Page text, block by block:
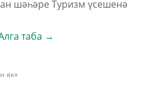
шәһәре Туризм үсешенә
таба →